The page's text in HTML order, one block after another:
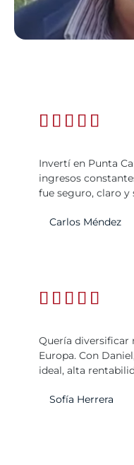
    
Invertí en Punta
ingresos
fue seguro, claro y
Carlos Méndez
    
Quería
Europa. Con
ideal, alta
Sofía Herrera